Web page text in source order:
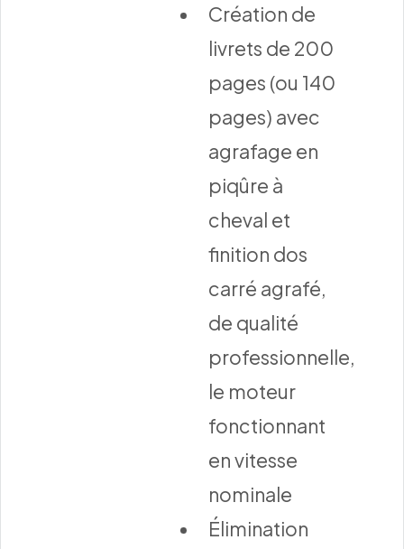
Création de
livrets de 200
pages (ou 140
pages) avec
agrafage en
piqûre à
cheval et
finition dos
carré agrafé,
de qualité
professionnelle,
le moteur
fonctionnant
en vitesse
nominale
Élimination